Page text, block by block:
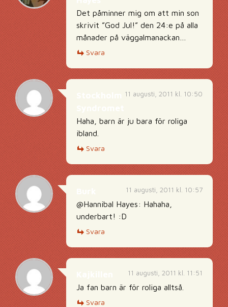
Det påminner mig om att min son
skrivit ”God Jul!” den 24:e på alla
månader på väggalmanackan…
Svara
11 augusti, 2011 kl. 10:50
Haha, barn är ju bara för roliga
ibland.
Svara
11 augusti, 2011 kl. 10:57
@Hannibal Hayes: Hahaha,
underbart! :D
Svara
11 augusti, 2011 kl. 11:51
Ja fan barn är för roliga alltså.
Svara